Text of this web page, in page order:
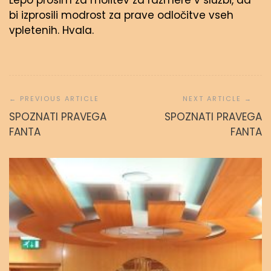
bi izprosili modrost za prave odločitve vseh
vpletenih. Hvala.
prispevka
SPOZNATI PRAVEGA
FANTA
SPOZNATI PRAVEGA
FANTA